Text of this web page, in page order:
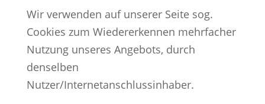
Wir verwenden auf unserer Seite sog.
Cookies zum Wiedererkennen mehrfacher
Nutzung unseres Angebots, durch
denselben
Nutzer/Internetanschlussinhaber.